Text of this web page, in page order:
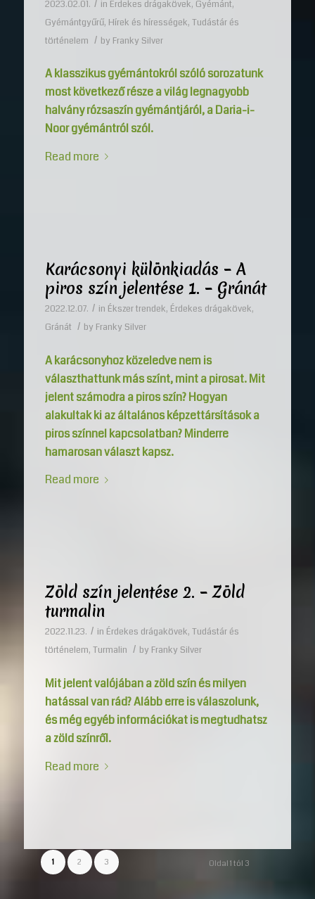
2023.02.01. / in Érdekes drágakövek, Gyémánt,
Gyémántgyűrű, Hírek és hírességek, Tudástár és
történelem / by Franky Silver
A klasszikus gyémántokról szóló sorozatunk
most következő része a világ legnagyobb
halvány rózsaszín gyémántjáról, a Daria-i-
Noor gyémántról szól.
Read more
Karácsonyi különkiadás – A
piros szín jelentése 1. – Gránát
2022.12.07. / in Ékszer trendek, Érdekes drágakövek,
Gránát / by Franky Silver
A karácsonyhoz közeledve nem is
választhattunk más színt, mint a pirosat. Mit
jelent számodra a piros szín? Hogyan
alakultak ki az általános képzettársítások a
piros színnel kapcsolatban? Minderre
hamarosan választ kapsz.
Read more
Zöld szín jelentése 2. – Zöld
turmalin
2022.11.23. / in Érdekes drágakövek, Tudástár és
történelem, Turmalin / by Franky Silver
Mit jelent valójában a zöld szín és milyen
hatással van rád? Alább erre is válaszolunk,
és még egyéb információkat is megtudhatsz
a zöld színről.
Read more
Oldal 1 tól 3
1 2 3